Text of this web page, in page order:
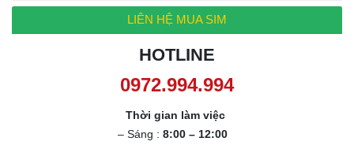
LIÊN HỆ MUA SIM
HOTLINE
Thời gian làm việc
– Sáng : 8:00 – 12:00